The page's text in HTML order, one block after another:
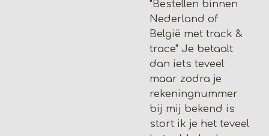
"Bestellen binnen
Nederland of
België met track &
trace" Je betaalt
dan iets teveel
maar zodra je
rekeningnummer
bij mij bekend is
stort ik je het teveel